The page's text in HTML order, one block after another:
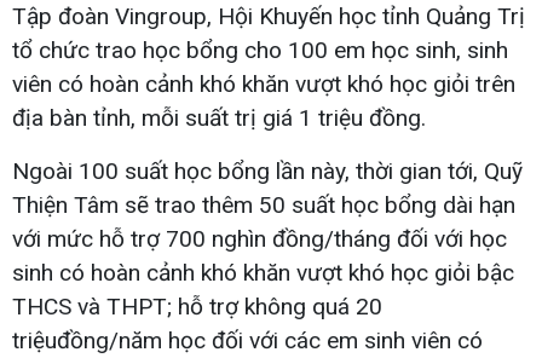
Tập đoàn Vingroup, Hội Khuyến học tỉnh Quảng Trị
tổ chức trao học bổng cho 100 em học sinh, sinh
viên có hoàn cảnh khó khăn vượt khó học giỏi trên
địa bàn tỉnh, mỗi suất trị giá 1 triệu đồng.
Ngoài 100 suất học bổng lần này, thời gian tới, Quỹ
Thiện Tâm sẽ trao thêm 50 suất học bổng dài hạn
với mức hỗ trợ 700 nghìn đồng/tháng đối với học
sinh có hoàn cảnh khó khăn vượt khó học giỏi bậc
THCS và THPT; hỗ trợ không quá 20
triệuđồng/năm học đối với các em sinh viên có